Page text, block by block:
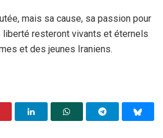
mais sa cause, sa passion pour
resteront vivants et éternels
et des jeunes Iraniens.